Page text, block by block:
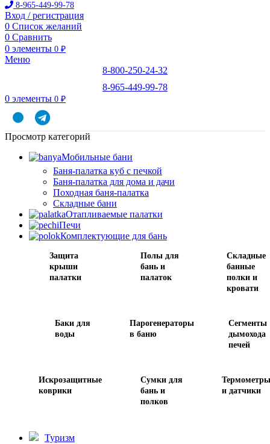
8-965-449-99-78
Вход / регистрация
0 Список желаний
0 Сравнить
0 элементы 0 ₽
Меню
8-800-250-24-32
8-965-449-99-78
0 элементы 0 ₽
Просмотр категорий
Мобильные бани
Баня-палатка куб с печкой
Баня-палатка для дома и дачи
Походная баня-палатка
Складные бани
Отапливаемые палатки
Печи
Комплектующие для бань
Защита
крыши
палатки
Полы для
бань и
палаток
Складные
банные
полки и
кровати
Баки для
воды
Парогенераторы
в баню
Сегменты
дымохода
печей
Искрозащитные
коврики
Сумки для
бань и
полков
Термометры
и датчики
Туризм